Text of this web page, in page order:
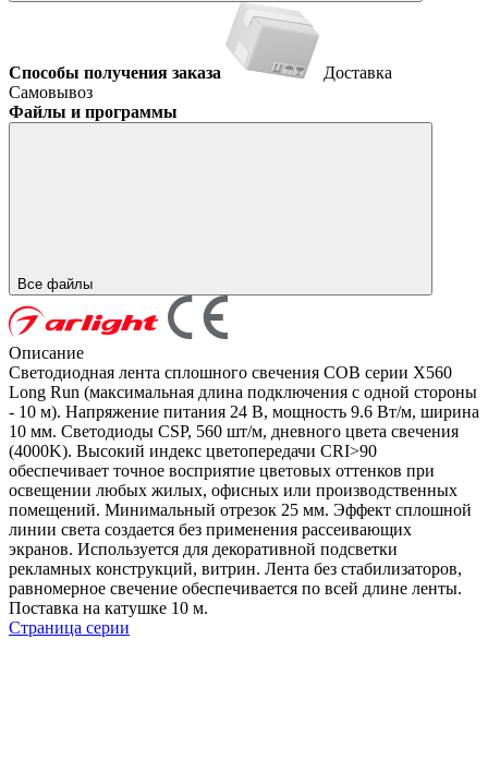
Способы получения заказа
Доставка
Самовывоз
Файлы и программы
Все файлы
Описание
Светодиодная лента сплошного свечения COB серии X560
Long Run (максимальная длина подключения с одной стороны
- 10 м). Напряжение питания 24 В, мощность 9.6 Вт/м, ширина
10 мм. Светодиоды CSP, 560 шт/м, дневного цвета свечения
(4000K). Высокий индекс цветопередачи CRI>90
обеспечивает точное восприятие цветовых оттенков при
освещении любых жилых, офисных или производственных
помещений. Минимальный отрезок 25 мм. Эффект сплошной
линии света создается без применения рассеивающих
экранов. Используется для декоративной подсветки
рекламных конструкций, витрин. Лента без стабилизаторов,
равномерное свечение обеспечивается по всей длине ленты.
Поставка на катушке 10 м.
Страница серии